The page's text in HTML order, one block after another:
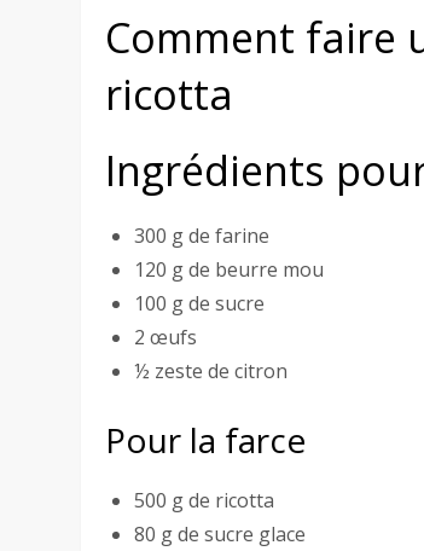
Comment faire
ricotta
Ingrédients
300 g de farine
120 g de beurre mou
100 g de sucre
2 œufs
½ zeste de citron
Pour la farce
500 g de ricotta
80 g de sucre glace